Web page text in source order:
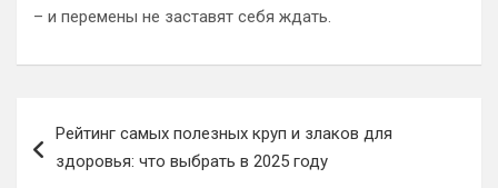
– и перемены не заставят себя ждать.
по
Рейтинг самых полезных круп и злаков для
здоровья: что выбрать в 2025 году